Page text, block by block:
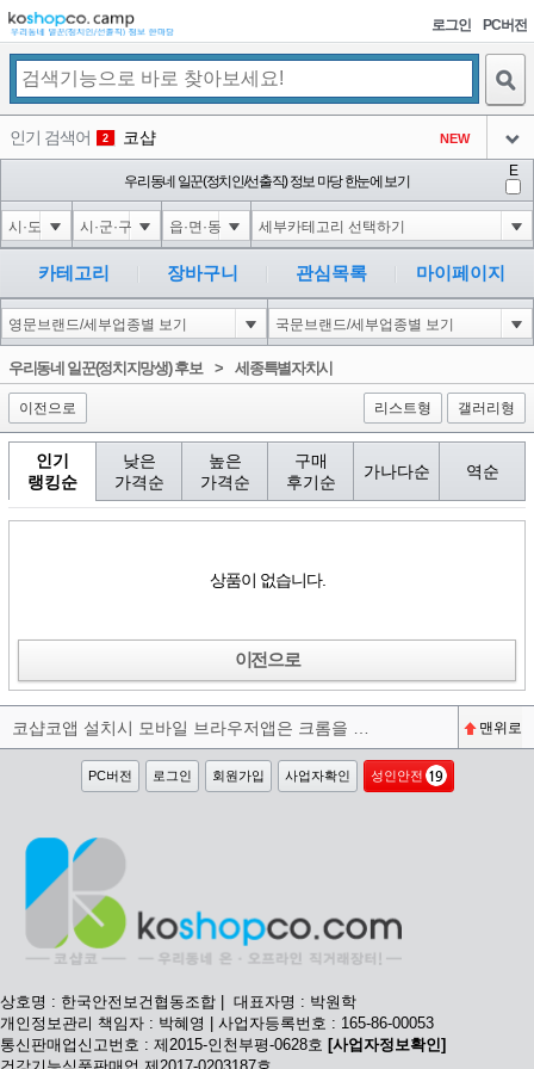
로그인 PC버전
인기 검색어 2 코샵 NEW
익스
아이콘
4 미끄럼방지
아이콘
5 대성설렁탕
아이콘
-16
6 10"XOR(1*if(now()=sysdate(),sleep(15),0))XOR"Z
아이콘
0
1
우리동네 일꾼(정치인/선출직) 정보 마당 한눈에 보기
E
카테고리 장바구니 관심목록 마이페이지
우리동네 일꾼(정치지망생) 후보>세종특별자치시
이전으로 리스트형 갤러리형
인기
랭킹순
낮은
가격순
높은
가격순
구매
후기순
가나다순 역순
상품이 없습니다.
이전으로
코샵코앱 설치시 모바일 브라우저앱은 크롬을 권장합니다^^ 맨위로
PC버전 로그인 회원가입 사업자확인 성인안전
상호명 : 한국안전보건협동조합 | 대표자명 : 박원학
개인정보관리 책임자 : 박혜영 | 사업자등록번호 : 165-86-00053
통신판매업신고번호 : 제2015-인천부평-0628호 [사업자정보확인]